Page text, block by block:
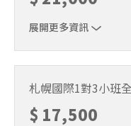
展開更多資訊
程時間9:30～15:30（
札幌國際1對3小班
$ 17,500